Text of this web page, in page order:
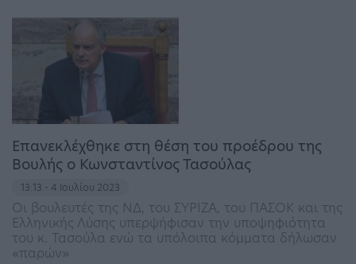
Επανεκλέχθηκε στη θέση του προέδρου της
Βουλής ο Κωνσταντίνος Τασούλας
13:13 - 4 Ιουλίου 2023
Οι βουλευτές της ΝΔ, του ΣΥΡΙΖΑ, του ΠΑΣΟΚ και της
Ελληνικής Λύσης υπερψήφισαν την υποψηφιότητα
του κ. Τασούλα ενώ τα υπόλοιπα κόμματα δήλωσαν
«παρών»